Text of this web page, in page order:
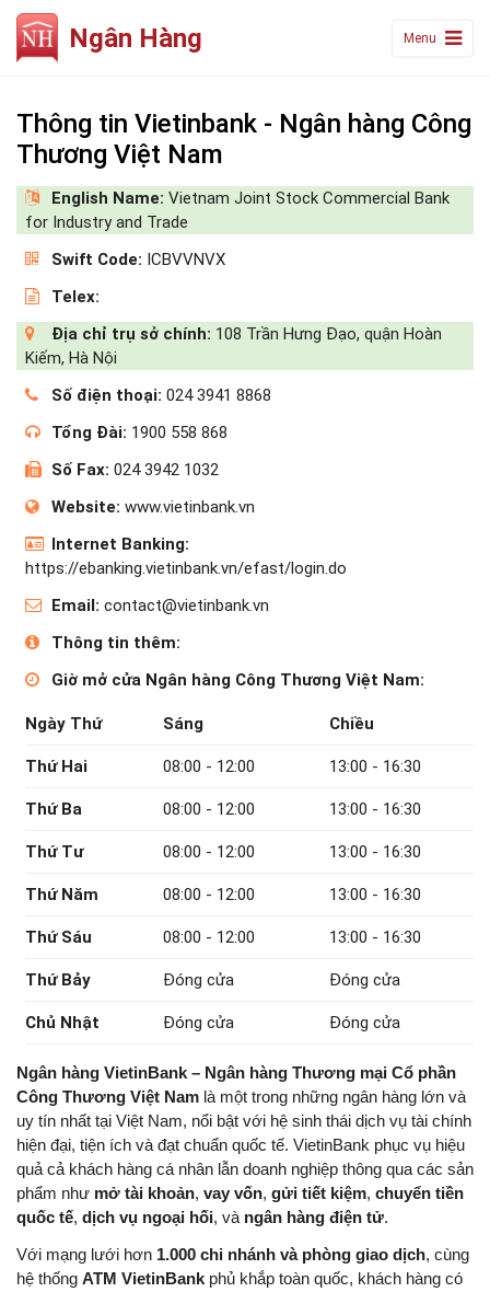
Ngân Hàng Menu
Thông tin Vietinbank - Ngân hàng Công
Thương Việt Nam
English Name: Vietnam Joint Stock Commercial Bank
for Industry and Trade
Swift Code: ICBVVNVX
Telex:
Địa chỉ trụ sở chính: 108 Trần Hưng Đạo, quận Hoàn
Kiếm, Hà Nội
Số điện thoại: 024 3941 8868
Tổng Đài: 1900 558 868
Số Fax: 024 3942 1032
Website: www.vietinbank.vn
Internet Banking:
https://ebanking.vietinbank.vn/efast/login.do
Email: contact@vietinbank.vn
Thông tin thêm:
Giờ mở cửa Ngân hàng Công Thương Việt Nam:
Ngày Thứ Sáng Chiều
Thứ Hai 08:00 - 12:00 13:00 - 16:30
Thứ Ba 08:00 - 12:00 13:00 - 16:30
Thứ Tư 08:00 - 12:00 13:00 - 16:30
Thứ Năm 08:00 - 12:00 13:00 - 16:30
Thứ Sáu 08:00 - 12:00 13:00 - 16:30
Thứ Bảy Đóng cửa Đóng cửa
Chủ Nhật Đóng cửa Đóng cửa
Ngân hàng VietinBank – Ngân hàng Thương mại Cổ phần
Công Thương Việt Nam là một trong những ngân hàng lớn và
uy tín nhất tại Việt Nam, nổi bật với hệ sinh thái dịch vụ tài chính
hiện đại, tiện ích và đạt chuẩn quốc tế. VietinBank phục vụ hiệu
quả cả khách hàng cá nhân lẫn doanh nghiệp thông qua các sản
phẩm như mở tài khoản, vay vốn, gửi tiết kiệm, chuyển tiền
quốc tế, dịch vụ ngoại hối, và ngân hàng điện tử.
Với mạng lưới hơn 1.000 chi nhánh và phòng giao dịch, cùng
hệ thống ATM VietinBank phủ khắp toàn quốc, khách hàng có